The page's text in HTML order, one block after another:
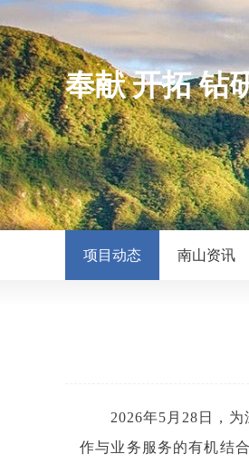
奉献 开拓 钻
项目动态 南山资讯
2026年5月28日，
作与业务服务的有机结